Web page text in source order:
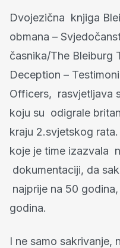
Dvojezična knjiga
obmana –
časnika/The Bleiburg
Deception –
Officers, rasvjetljava
koju su odigrale
kraju 2.svjetskog
koje je time izazvala
dokumentaciji, da
najprije na 50
godina.
I ne samo sakrivanje,